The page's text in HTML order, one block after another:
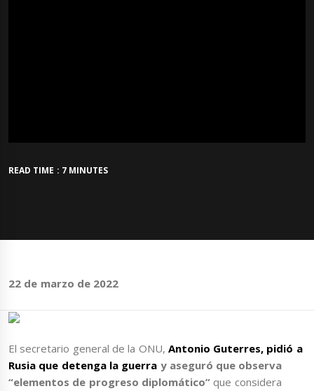
READ TIME : 7 MINUTES
22 de marzo de 2022
El secretario general de la ONU, Antonio Guterres, pidió a
Rusia que detenga la guerra y aseguró que observa
“elementos de progreso diplomático”que considera